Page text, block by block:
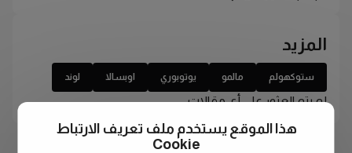
المزيد
ستوكهولم مالمو يوتوبوري اوبسالا لوند
لم يتم العثور على أي مقالات
هذا الموقع يستخدم ملف تعريف الارتباط
Cookie